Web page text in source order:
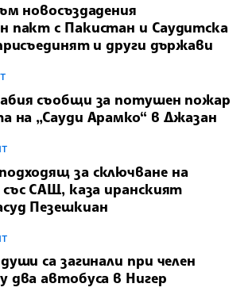
новосъздадения
пакт с Пакистан и Саудитска
и други държави
съобщи за потушен пожар
на „Сауди Арамко“ в Джазан
за сключване на
със САЩ, каза иранският
Пезешкиан
са загинали при челен
два автобуса в Нигер